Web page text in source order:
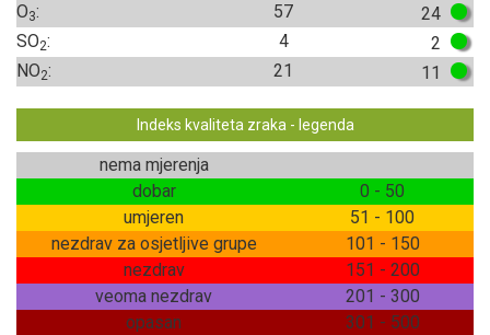
O3: 57
24
SO2: 4
2
NO2: 21 11
Indeks kvaliteta zraka - legenda
nema mjerenja
dobar
0 - 50
umjeren
51 - 100
nezdrav za osjetljive grupe
101 - 150
nezdrav
151 - 200
veoma nezdrav
201 - 300
opasan
301 - 500